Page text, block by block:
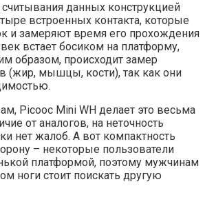
данных конструкцией
встроенных контакта, которые
и замеряют время его прохождения
встает босиком на платформу,
образом, происходит замер
(жир, мышцы, кости), так как они
Picooc Mini WH делает это весьма
от аналогов, на неточность
нет жалоб. А вот компактность
– некоторые пользователи
платформой, поэтому мужчинам
ноги стоит поискать другую